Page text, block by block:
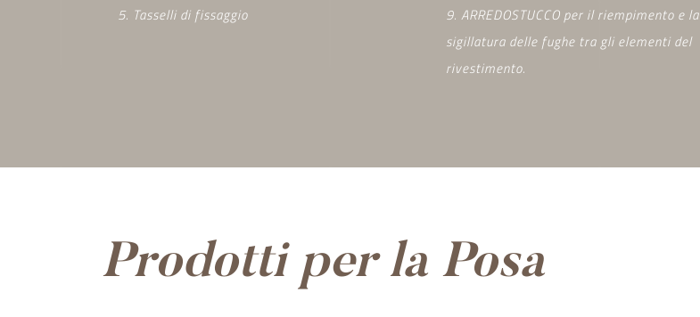
5. Tasselli di fissaggio
9. ARREDOSTUCCO per il riempimento e la
sigillatura delle fughe tra gli elementi del
rivestimento.
Prodotti per la Posa